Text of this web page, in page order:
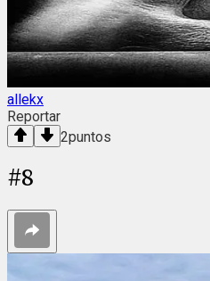
allekx
Reportar
2puntos
#8